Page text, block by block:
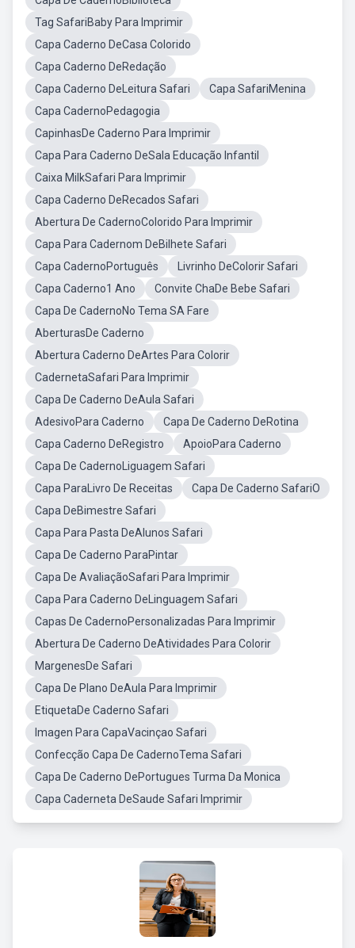
Tag SafariBaby Para Imprimir
Capa Caderno DeCasa Colorido
Capa Caderno DeRedação
Capa Caderno DeLeitura Safari
Capa SafariMenina
Capa CadernoPedagogia
CapinhasDe Caderno Para Imprimir
Capa Para Caderno DeSala Educação Infantil
Caixa MilkSafari Para Imprimir
Capa Caderno DeRecados Safari
Abertura De CadernoColorido Para Imprimir
Capa Para Cadernom DeBilhete Safari
Capa CadernoPortuguês
Livrinho DeColorir Safari
Capa Caderno1 Ano
Convite ChaDe Bebe Safari
Capa De CadernoNo Tema SA Fare
AberturasDe Caderno
Abertura Caderno DeArtes Para Colorir
CadernetaSafari Para Imprimir
Capa De Caderno DeAula Safari
AdesivoPara Caderno
Capa De Caderno DeRotina
Capa Caderno DeRegistro
ApoioPara Caderno
Capa De CadernoLiguagem Safari
Capa ParaLivro De Receitas
Capa De Caderno SafariO
Capa DeBimestre Safari
Capa Para Pasta DeAlunos Safari
Capa De Caderno ParaPintar
Capa De AvaliaçãoSafari Para Imprimir
Capa Para Caderno DeLinguagem Safari
Capas De CadernoPersonalizadas Para Imprimir
Abertura De Caderno DeAtividades Para Colorir
MargenesDe Safari
Capa De Plano DeAula Para Imprimir
EtiquetaDe Caderno Safari
Imagen Para CapaVacinçao Safari
Confecção Capa De CadernoTema Safari
Capa De Caderno DePortugues Turma Da Monica
Capa Caderneta DeSaude Safari Imprimir